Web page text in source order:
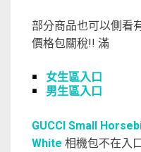
部分商品也可以側看
價格包關稅!! 滿
￭ 女生區入口
￭ 男生區入口
GUCCI Small
White 相機包不在入